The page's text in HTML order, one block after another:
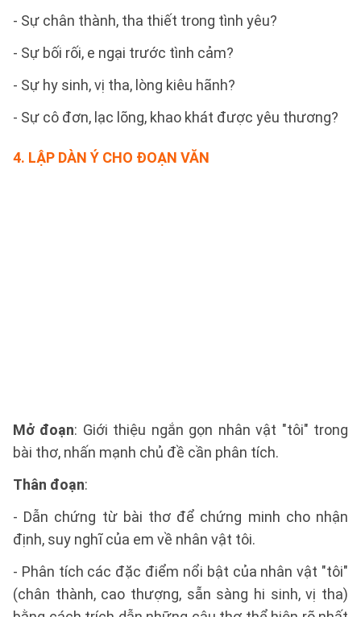
- Sự chân thành, tha thiết trong tình yêu?
- Sự bối rối, e ngại trước tình cảm?
- Sự hy sinh, vị tha, lòng kiêu hãnh?
- Sự cô đơn, lạc lõng, khao khát được yêu thương?
4. LẬP DÀN Ý CHO ĐOẠN VĂN
Mở đoạn: Giới thiệu ngắn gọn nhân vật "tôi" trong
bài thơ, nhấn mạnh chủ đề cần phân tích.
Thân đoạn:
- Dẫn chứng từ bài thơ để chứng minh cho nhận
định, suy nghĩ của em về nhân vật tôi.
- Phân tích các đặc điểm nổi bật của nhân vật "tôi"
(chân thành, cao thượng, sẵn sàng hi sinh, vị tha)